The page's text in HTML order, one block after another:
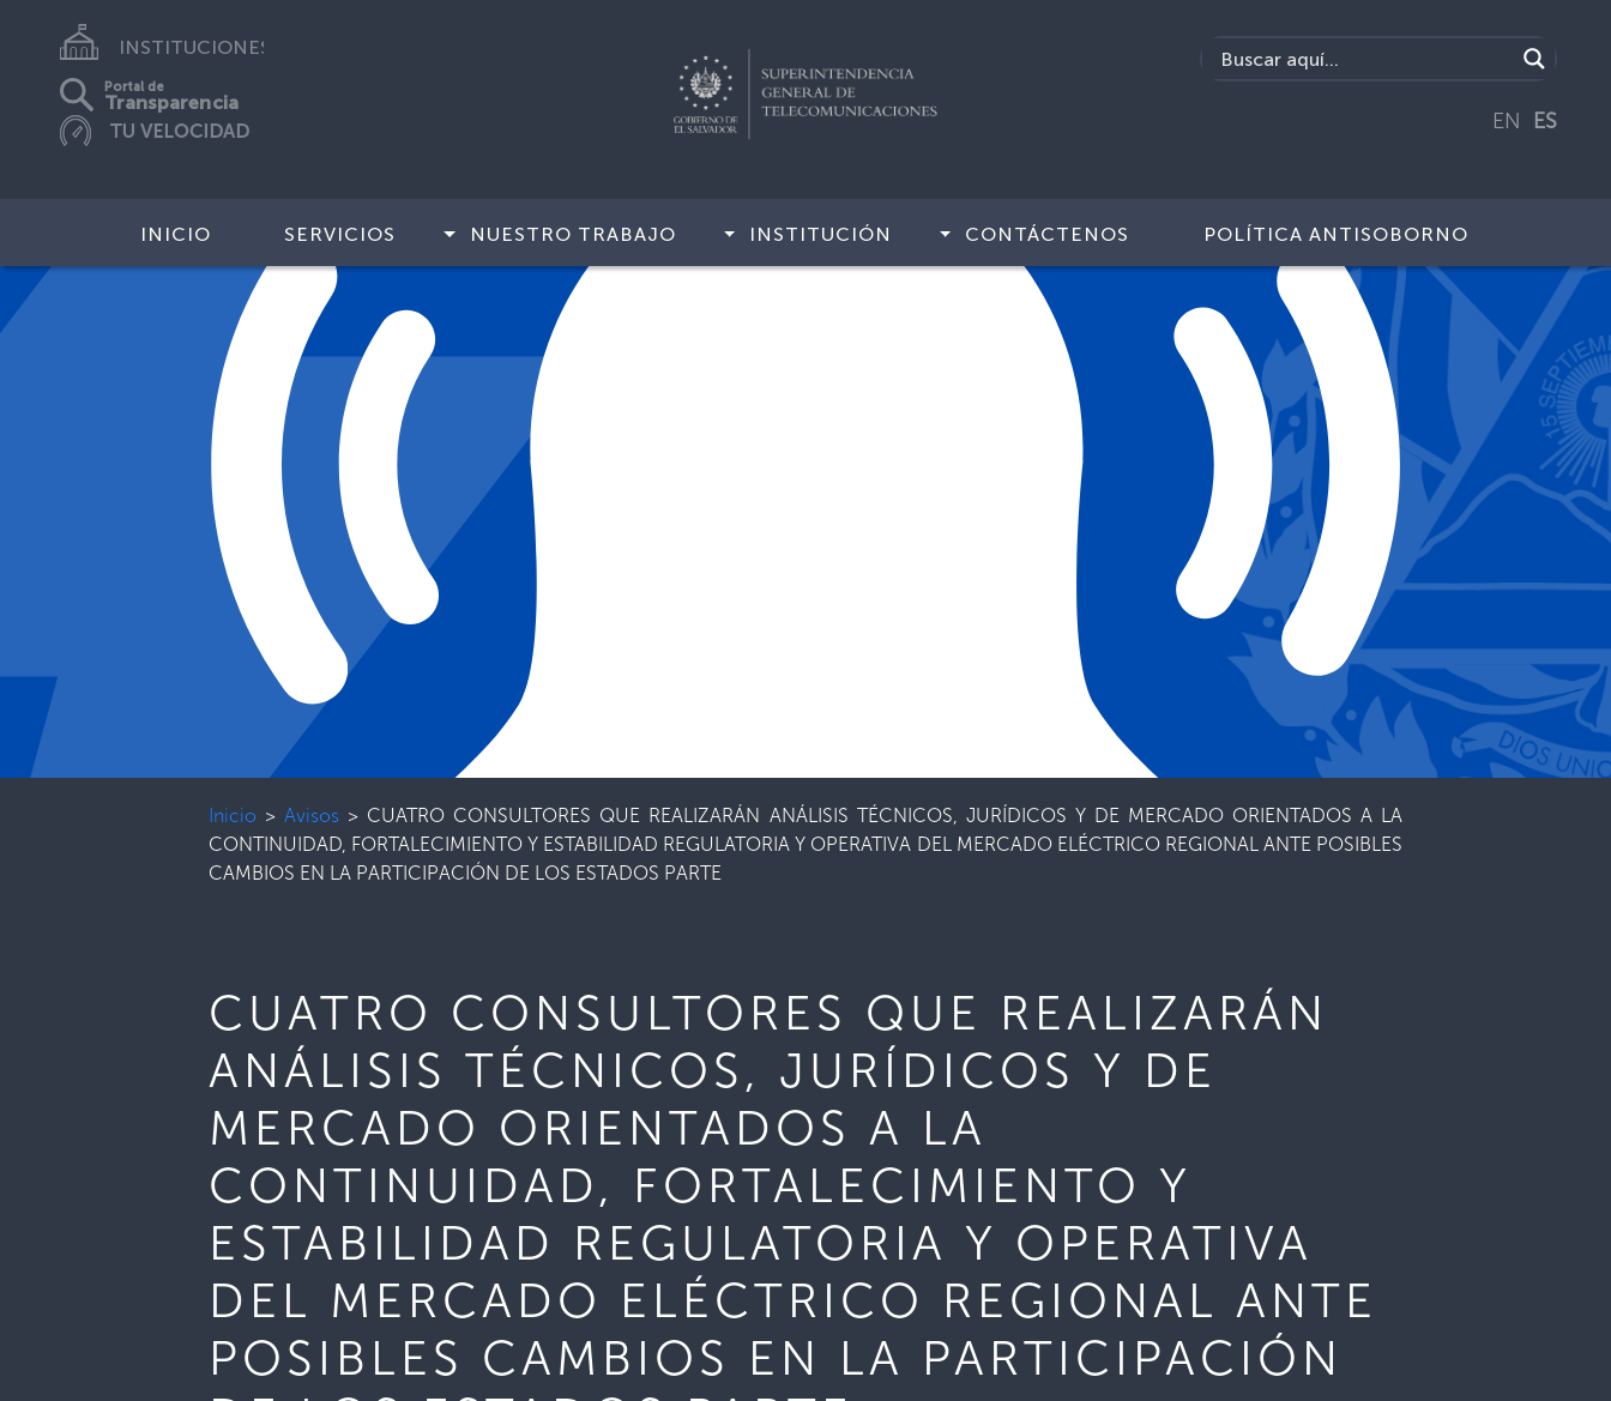
INSTITUCIONES
Portal de
Transparencia
EN ES
INICIO SERVICIOS NUESTRO TRABAJO INSTITUCIÓN CONTÁCTENOS POLÍTICA ANTISOBORNO
Inicio >Avisos > CUATRO CONSULTORES QUE REALIZARÁN ANÁLISIS TÉCNICOS, JURÍDICOS Y DE MERCADO ORIENTADOS A LA
CONTINUIDAD, FORTALECIMIENTO Y ESTABILIDAD REGULATORIA Y OPERATIVA DEL MERCADO ELÉCTRICO REGIONAL ANTE POSIBLES
CAMBIOS EN LA PARTICIPACIÓN DE LOS ESTADOS PARTE
CUATRO CONSULTORES QUE REALIZARÁN
ANÁLISIS TÉCNICOS, JURÍDICOS Y DE
MERCADO ORIENTADOS A LA
CONTINUIDAD, FORTALECIMIENTO Y
ESTABILIDAD REGULATORIA Y OPERATIVA
DEL MERCADO ELÉCTRICO REGIONAL ANTE
POSIBLES CAMBIOS EN LA PARTICIPACIÓN